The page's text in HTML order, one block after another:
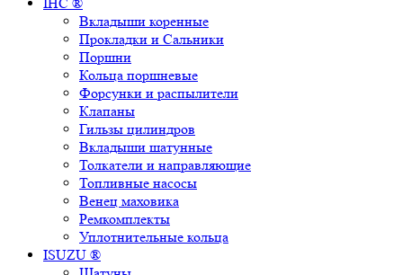
Вкладыши коренные
Прокладки и Сальники
Поршни
Кольца поршневые
Форсунки и распылители
Клапаны
Гильзы цилиндров
Вкладыши шатунные
Толкатели и направляющие
Топливные насосы
Венец маховика
Ремкомплекты
Уплотнительные кольца
ISUZU ®